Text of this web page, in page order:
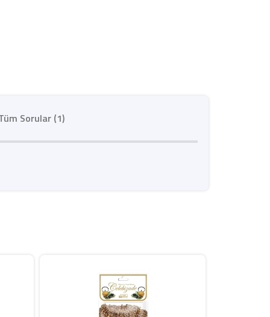
Sorular (1)